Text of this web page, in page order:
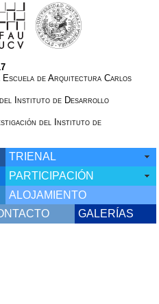
Escuela de Arquitectura Carlos
del Instituto de Desarrollo
del Instituto de
TRIENAL
PARTICIPACIÓN
ALOJAMIENTO
GALERÍAS